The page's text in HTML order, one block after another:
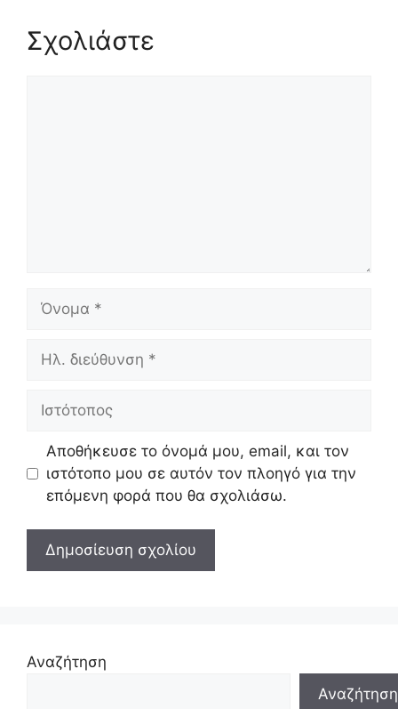
Σχολιάστε
διεύθυνση
Αποθήκευσε το όνομά μου, email, και τον
ιστότοπο μου σε αυτόν τον πλοηγό για την
επόμενη φορά που θα σχολιάσω.
Αναζήτηση
Αναζήτηση